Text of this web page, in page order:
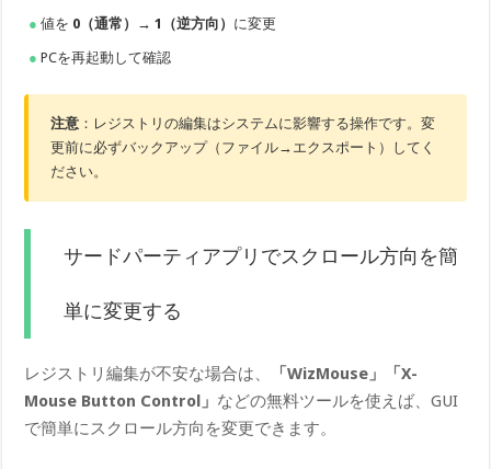
値を 0（通常）→ 1（逆方向） に変更
PCを再起動して確認
注意 ：レジストリの編集はシステムに影響する操作です。変
更前に必ずバックアップ（ファイル→エクスポート）してく
ださい。
サードパーティアプリでスクロール方向を簡
単に変更する
レジストリ編集が不安な場合は、
「WizMouse」「X-
Mouse Button Control」 などの無料ツールを使えば、GUI
で簡単にスクロール方向を変更できます。